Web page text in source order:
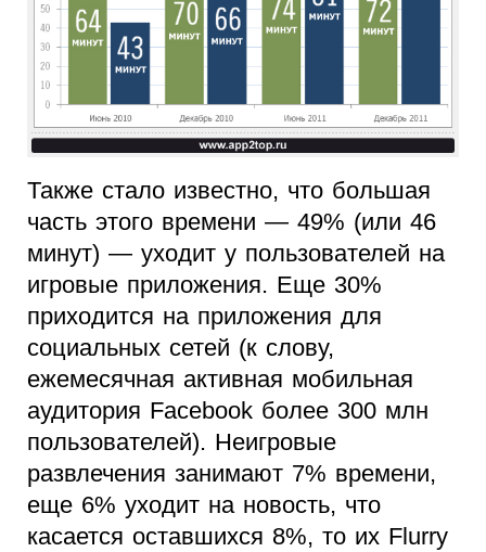
Также стало известно, что большая
часть этого времени — 49% (или 46
минут) — уходит у пользователей на
игровые приложения. Еще 30%
приходится на приложения для
социальных сетей (к слову,
ежемесячная активная мобильная
аудитория Facebook более 300 млн
пользователей). Неигровые
развлечения занимают 7% времени,
еще 6% уходит на новость, что
касается оставшихся 8%, то их Flurry